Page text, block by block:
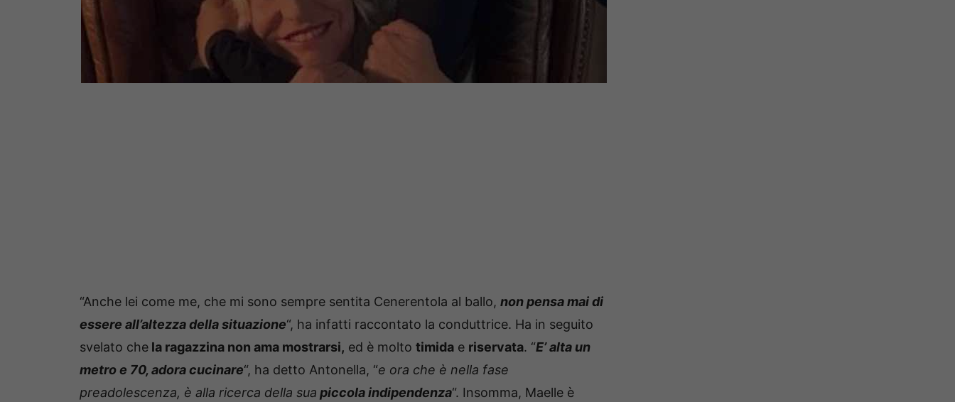
“Anche lei come me, che mi sono sempre sentita Cenerentola al ballo, non pensa mai di
essere all’altezza della situazione“, ha infatti raccontato la conduttrice. Ha in seguito
svelato che la ragazzina non ama mostrarsi, ed è molto timida e riservata. “E’ alta un
metro e 70, adora cucinare“, ha detto Antonella, “e ora che è nella fase
preadolescenza, è alla ricerca della sua piccola indipendenza“. Insomma, Maelle è